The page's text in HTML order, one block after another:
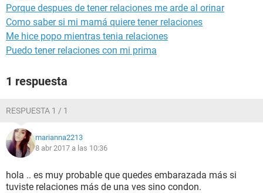
Porque despues de tener relaciones me arde al orinar
Como saber si mi mamá quiere tener relaciones
Me hice popo mientras tenia relaciones
Puedo tener relaciones con mi prima
1 respuesta
RESPUESTA 1 / 1
marianna2213
8 abr 2017 a las 10:36
hola .. es muy probable que quedes embarazada más si
tuviste relaciones más de una ves sino condon.